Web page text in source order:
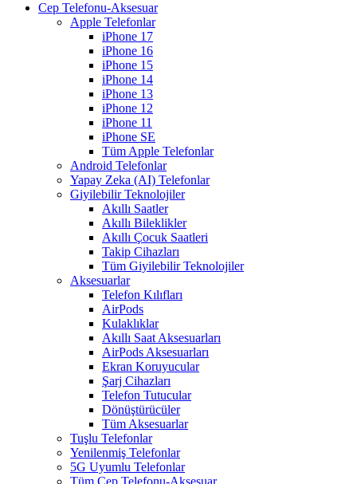
Cep Telefonu-Aksesuar
Apple Telefonlar
iPhone 17
iPhone 16
iPhone 15
iPhone 14
iPhone 13
iPhone 12
iPhone 11
iPhone SE
Tüm Apple Telefonlar
Android Telefonlar
Yapay Zeka (AI) Telefonlar
Giyilebilir Teknolojiler
Akıllı Saatler
Akıllı Bileklikler
Akıllı Çocuk Saatleri
Takip Cihazları
Tüm Giyilebilir Teknolojiler
Aksesuarlar
Telefon Kılıfları
AirPods
Kulaklıklar
Akıllı Saat Aksesuarları
AirPods Aksesuarları
Ekran Koruyucular
Şarj Cihazları
Telefon Tutucular
Dönüştürücüler
Tüm Aksesuarlar
Tuşlu Telefonlar
Yenilenmiş Telefonlar
5G Uyumlu Telefonlar
Tüm Cep Telefonu-Aksesuar